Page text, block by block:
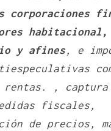
corporaciones
habitacional,
y afines, e
rentas. , captura
fiscales,
de precios,